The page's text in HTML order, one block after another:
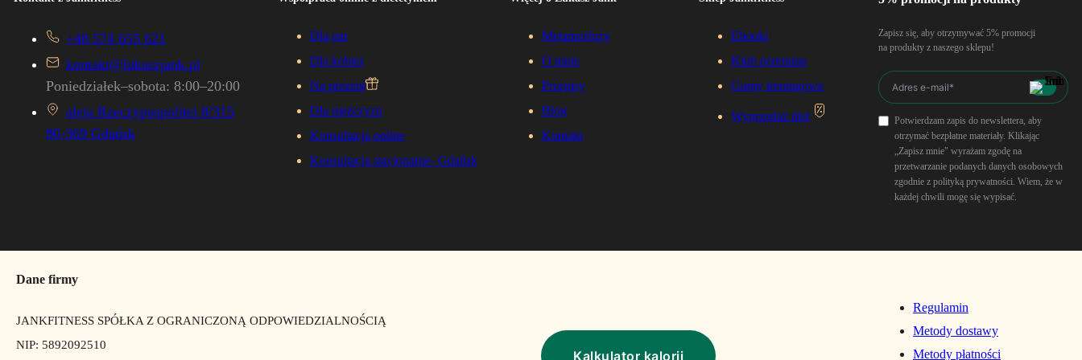
+48 574 655 621
kontakt@lukaszjank.pl
Poniedziałek–sobota: 8:00–20:00
aleja Rzeczypospolitej 8/315
80-369 Gdańsk
Dla par
Dla kobiet
Na prezent
Dla mężczyzn
Konsultacja online
Konsultacja stacjonarne- Gdańsk
Metamorfozy
O mnie
Przepisy
Blog
Kontakt
Ebooki
Klub przemian
Gumy treningowe
Wyprzedaż diet
Zapisz się, aby otrzymywać 5% promocji
na produkty z naszego sklepu!
Potwierdzam zapis do newslettera, aby
otrzymać bezpłatne materiały. Klikając
„Zapisz mnie" wyrażam zgodę na
przetwarzanie podanych danych osobowych
zgodnie z polityką prywatności. Wiem, że w
każdej chwili mogę się wypisać.
Dane firmy
JANKFITNESS SPÓŁKA Z OGRANICZONĄ ODPOWIEDZIALNOŚCIĄ
NIP: 5892092510
Kalkulator kalorii
Regulamin
Metody dostawy
Metody płatności